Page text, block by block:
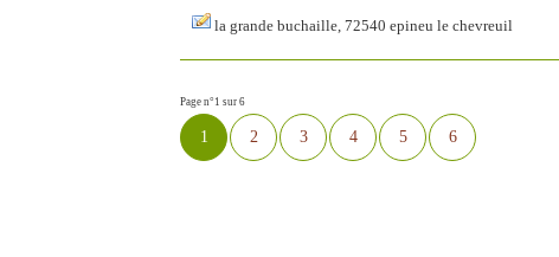
la grande buchaille, 72540 epineu le chevreuil
Page n°1 sur 6
1 2 3 4 5 6